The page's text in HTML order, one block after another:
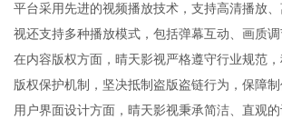
平台采用先进的视频播放技术，支持高清播放
视还支持多种播放模式，包括弹幕互动、画质
在内容版权方面，晴天影视严格遵守行业规范
版权保护机制，坚决抵制盗版盗链行为，保障
用户界面设计方面，晴天影视秉承简洁、直观